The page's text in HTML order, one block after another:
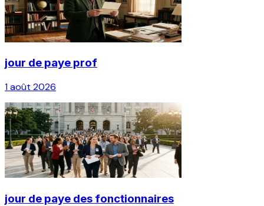
jour de paye prof
1 août 2026
jour de paye des fonctionnaires